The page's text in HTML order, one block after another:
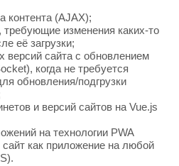
контента (AJAX);
изменения каких-то
её загрузки;
версий сайта с обновлением
когда не требуется
обновления/подгрузки
и версий сайтов на Vue.js
на технологии PWA
сайт как приложение на любой